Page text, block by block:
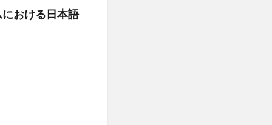
おける日本語